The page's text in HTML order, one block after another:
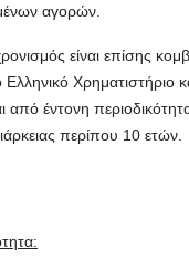
αγορών.
είναι επίσης
Χρηματιστήριο
από έντονη
περίπου 10 ετών.